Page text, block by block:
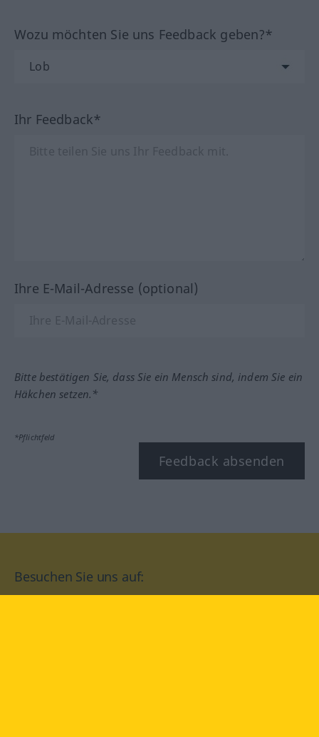
Wozu möchten Sie uns Feedback geben?*
Ihr Feedback*
Ihre E-Mail-Adresse (optional)
Bitte bestätigen Sie, dass Sie ein Mensch sind, indem Sie ein
Häkchen setzen.*
*Pflichtfeld
Feedback absenden
Besuchen Sie uns auf: